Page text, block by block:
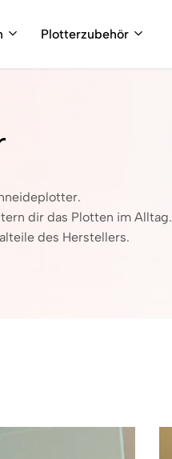
Plotterzubehör
dir das Plotten im Alltag.
des Herstellers.